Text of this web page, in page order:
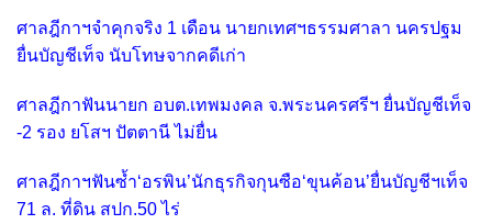
ศาลฎีกาฯจำคุกจริง 1 เดือน นายกเทศฯธรรมศาลา นครปฐม
ยื่นบัญชีเท็จ นับโทษจากคดีเก่า
ศาลฎีกาฟันนายก อบต.เทพมงคล จ.พระนครศรีฯ ยื่นบัญชีเท็จ
-2 รอง ยโสฯ ปัตตานี ไม่ยื่น
ศาลฎีกาฯฟันซ้ำ‘อรพิน’นักธุรกิจกุนซือ‘ขุนค้อน’ยื่นบัญชีฯเท็จ
71 ล. ที่ดิน สปก.50 ไร่